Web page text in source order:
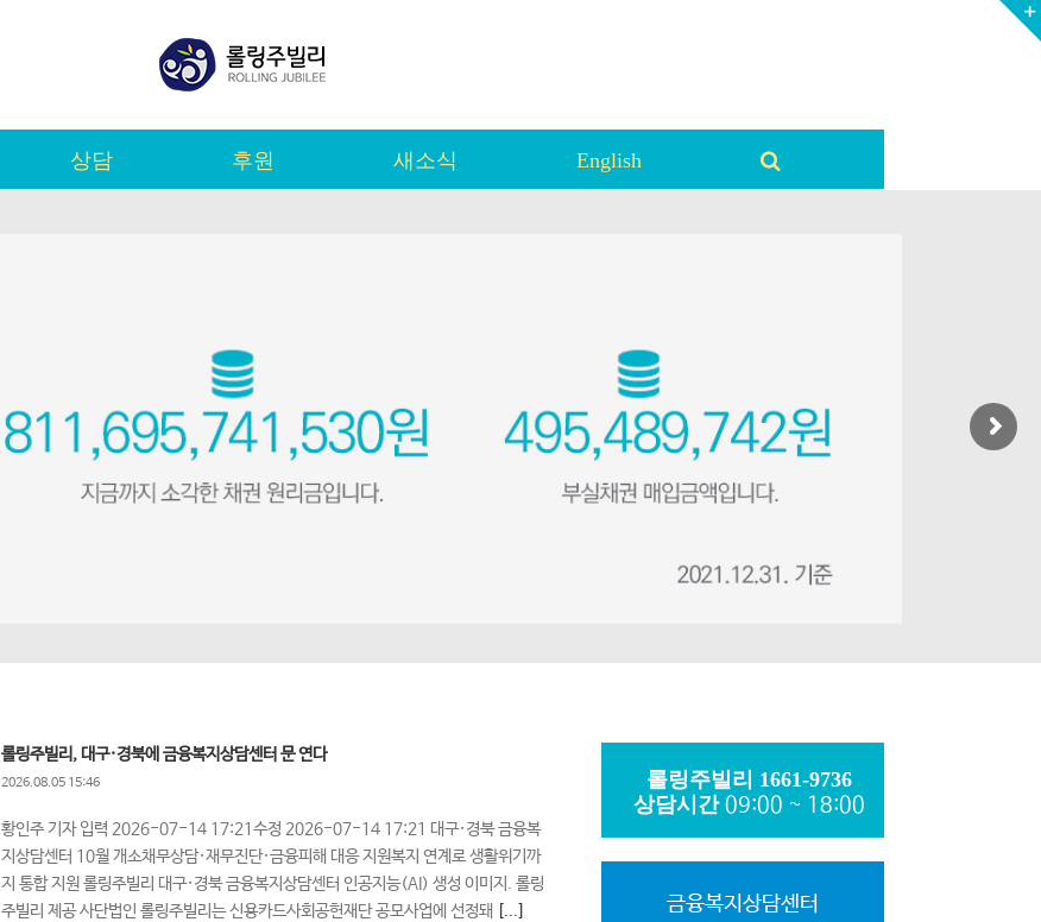
상담 후원 새소식 English
롤링주빌리, 대구·경북에 금융복지상담센터 문 연다
2026.08.05 15:46
황인주 기자 입력 2026-07-14 17:21수정 2026-07-14 17:21 대구·경북 금융복
지상담센터 10월 개소채무상담·재무진단·금융피해 대응 지원복지 연계로 생활위기까
지 통합 지원 롤링주빌리 대구·경북 금융복지상담센터 인공지능(AI) 생성 이미지. 롤링
주빌리 제공 사단법인 롤링주빌리는 신용카드사회공헌재단 공모사업에 선정돼
[...]
롤링주빌리 1661-9736
상담시간09:00 ~ 18:00
금융복지상담센터